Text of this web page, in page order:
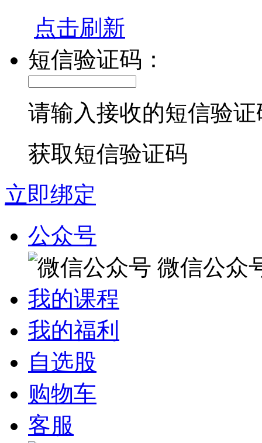
点击刷新
短信验证码：
请输入接收的短信验证
获取短信验证码
立即绑定
公众号
微信公众
我的课程
我的福利
自选股
购物车
客服